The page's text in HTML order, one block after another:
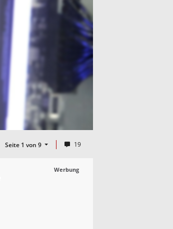
Seite 1 von 9 19
Werbung